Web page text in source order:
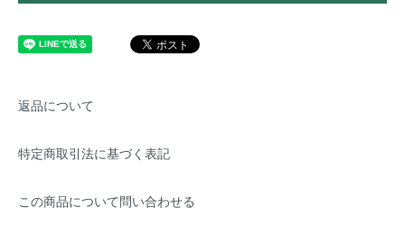
返品について
特定商取引法に基づく表記
この商品について問い合わせる